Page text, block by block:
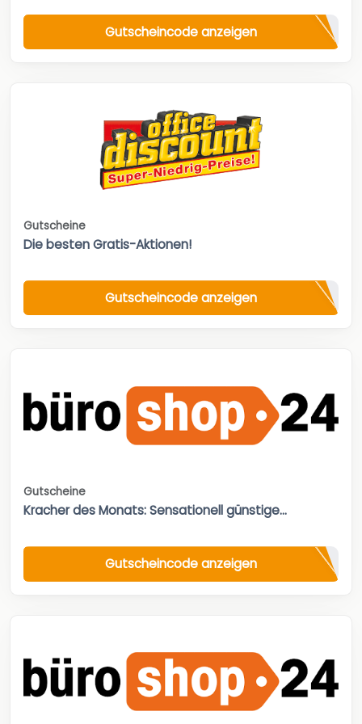
Gutscheincode anzeigen
Gutscheine
Die besten Gratis-Aktionen!
Gutscheincode anzeigen
Gutscheine
Kracher des Monats: Sensationell günstige...
Gutscheincode anzeigen